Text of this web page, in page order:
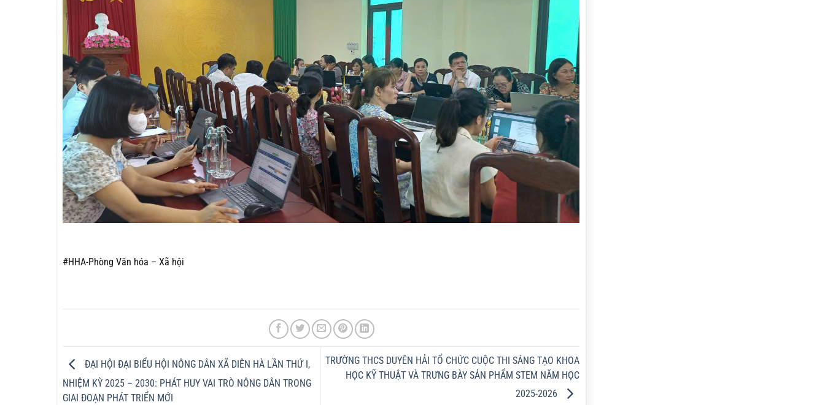
#HHA-Phòng Văn hóa – Xã hội
ĐẠI HỘI ĐẠI BIỂU HỘI NÔNG DÂN XÃ DIÊN HÀ LẦN THỨ I,
NHIỆM KỲ 2025 – 2030: PHÁT HUY VAI TRÒ NÔNG DÂN TRONG
GIAI ĐOẠN PHÁT TRIỂN MỚI
TRƯỜNG THCS DUYÊN HẢI TỔ CHỨC CUỘC THI SÁNG TẠO KHOA
HỌC KỸ THUẬT VÀ TRƯNG BÀY SẢN PHẨM STEM NĂM HỌC
2025-2026